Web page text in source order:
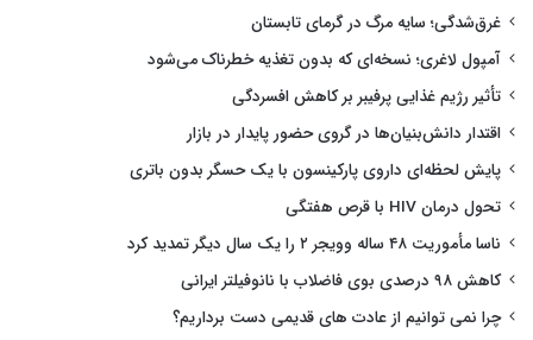
غرق‌شدگی؛ سایه مرگ در گرمای تابستان
آمپول لاغری؛ نسخه‌ای که بدون تغذیه خطرناک می‌شود
تأثیر رژیم غذایی پرفیبر بر کاهش افسردگی
اقتدار دانش‌بنیان‌ها در گروی حضور پایدار در بازار
پایش لحظه‌ای داروی پارکینسون با یک حسگر بدون باتری
تحول درمان HIV با قرص هفتگی
ناسا مأموریت ۴۸ ساله وویجر ۲ را یک سال دیگر تمدید کرد
کاهش ۹۸ درصدی بوی فاضلاب با نانوفیلتر ایرانی
چرا نمی توانیم از عادت های قدیمی دست برداریم؟